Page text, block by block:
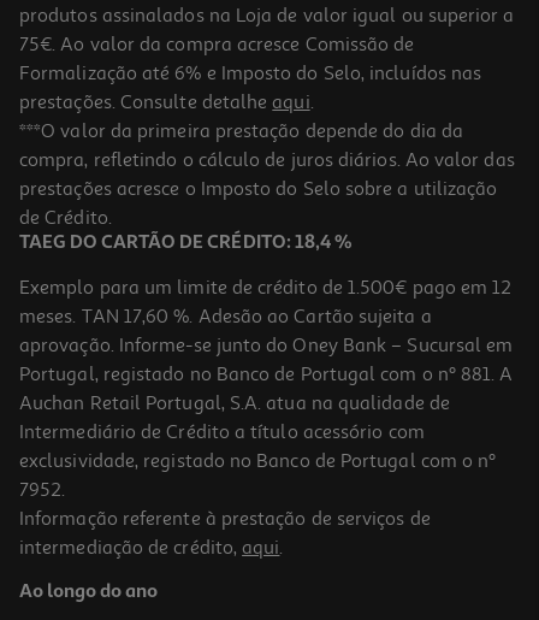
produtos assinalados na Loja de valor igual ou superior a
75€. Ao valor da compra acresce Comissão de
Formalização até 6% e Imposto do Selo, incluídos nas
prestações. Consulte detalhe aqui.
***O valor da primeira prestação depende do dia da
compra, refletindo o cálculo de juros diários. Ao valor das
prestações acresce o Imposto do Selo sobre a utilização
de Crédito.
TAEG DO CARTÃO DE CRÉDITO: 18,4 %
Exemplo para um limite de crédito de 1.500€ pago em 12
meses. TAN 17,60 %. Adesão ao Cartão sujeita a
aprovação. Informe-se junto do Oney Bank – Sucursal em
Portugal, registado no Banco de Portugal com o nº 881. A
Auchan Retail Portugal, S.A. atua na qualidade de
Intermediário de Crédito a título acessório com
exclusividade, registado no Banco de Portugal com o nº
7952.
Informação referente à prestação de serviços de
intermediação de crédito, aqui.
Ao longo do ano